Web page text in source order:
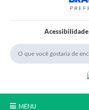
Acessibilidade
MENU